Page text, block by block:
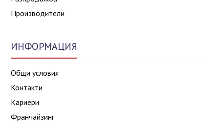
Производители
ИНФОРМАЦИЯ
Общи условия
Контакти
Кариери
Франчайзинг